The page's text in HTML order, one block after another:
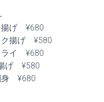
揚げ ¥680
ク揚げ ¥580
ライ ¥680
げ ¥580
身 ¥680